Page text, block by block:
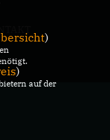
)
)
auf der